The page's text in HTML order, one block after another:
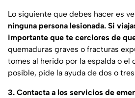
Lo siguiente que debes hacer es
ninguna persona lesionada. Si
importante que te cerciores de
quemaduras graves o fracturas
tomes al herido por la espalda o el
posible, pide la ayuda de dos o
3. Contacta a los servicios de